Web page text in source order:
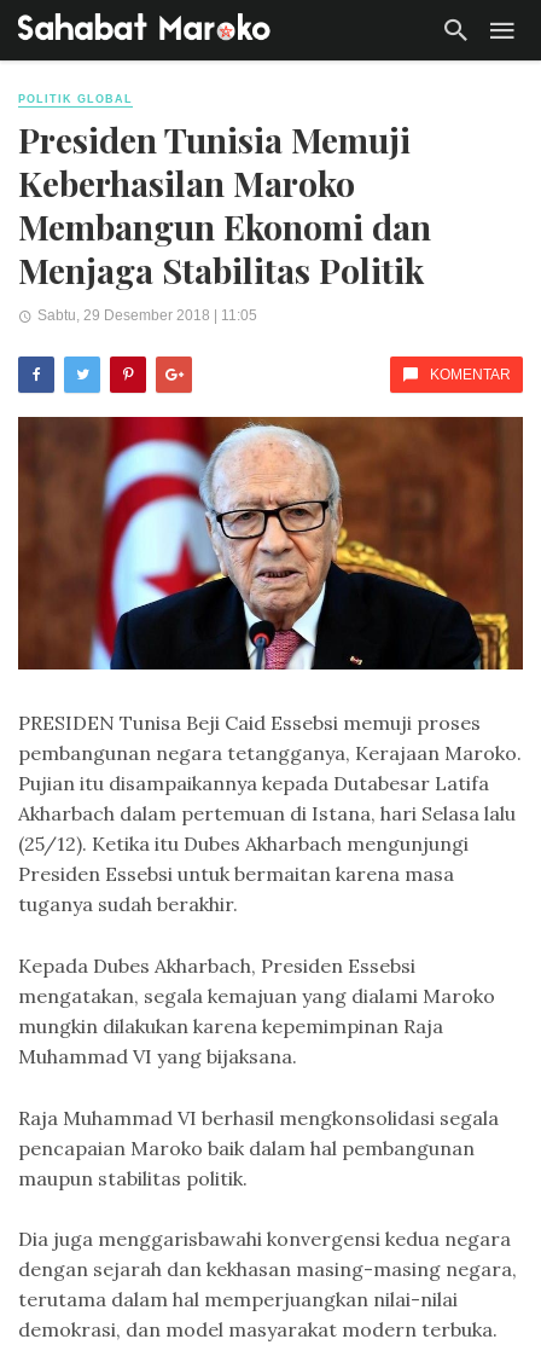
POLITIK GLOBAL
Presiden Tunisia Memuji
Keberhasilan Maroko
Membangun Ekonomi dan
Menjaga Stabilitas Politik
Sabtu, 29 Desember 2018 | 11:05
KOMENTAR
PRESIDEN Tunisa Beji Caid Essebsi memuji proses
pembangunan negara tetangganya, Kerajaan Maroko.
Pujian itu disampaikannya kepada Dutabesar Latifa
Akharbach dalam pertemuan di Istana, hari Selasa lalu
(25/12). Ketika itu Dubes Akharbach mengunjungi
Presiden Essebsi untuk bermaitan karena masa
tuganya sudah berakhir.
Kepada Dubes Akharbach, Presiden Essebsi
mengatakan, segala kemajuan yang dialami Maroko
mungkin dilakukan karena kepemimpinan Raja
Muhammad VI yang bijaksana.
Raja Muhammad VI berhasil mengkonsolidasi segala
pencapaian Maroko baik dalam hal pembangunan
maupun stabilitas politik.
Dia juga menggarisbawahi konvergensi kedua negara
dengan sejarah dan kekhasan masing-masing negara,
terutama dalam hal memperjuangkan nilai-nilai
demokrasi, dan model masyarakat modern terbuka.